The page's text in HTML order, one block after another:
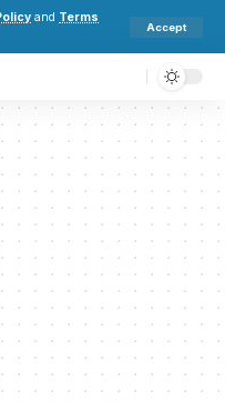
and Terms
Accept